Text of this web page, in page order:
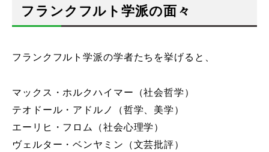
フランクフルト学派の面々
フランクフルト学派の学者たちを挙げると、
マックス・ホルクハイマー（社会哲学）
テオドール・アドルノ（哲学、美学）
エーリヒ・フロム（社会心理学）
ヴェルター・ベンヤミン（文芸批評）